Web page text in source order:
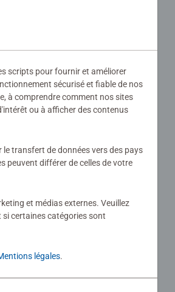
scripts pour fournir et améliorer
sécurisé et fiable de nos
à comprendre comment nos sites
ou à afficher des contenus
transfert de données vers des pays
peuvent différer de celles de votre
et médias externes. Veuillez
certaines catégories sont
légales.